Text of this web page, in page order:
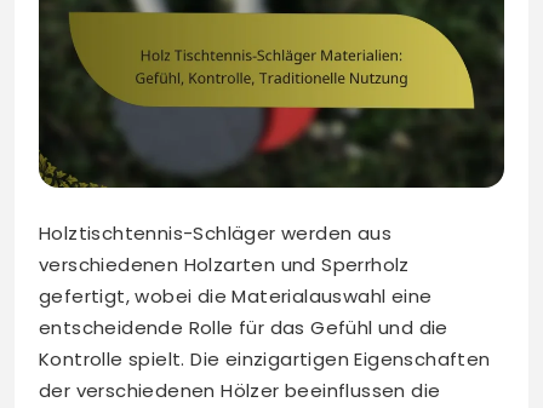
Holztischtennis-Schläger werden aus
verschiedenen Holzarten und Sperrholz
gefertigt, wobei die Materialauswahl eine
entscheidende Rolle für das Gefühl und die
Kontrolle spielt. Die einzigartigen Eigenschaften
der verschiedenen Hölzer beeinflussen die